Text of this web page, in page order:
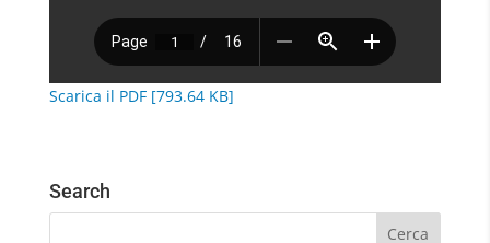
Scarica il PDF [793.64 KB]
Search